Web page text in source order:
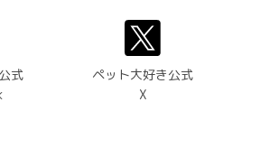
式
ペット大好き公式
X